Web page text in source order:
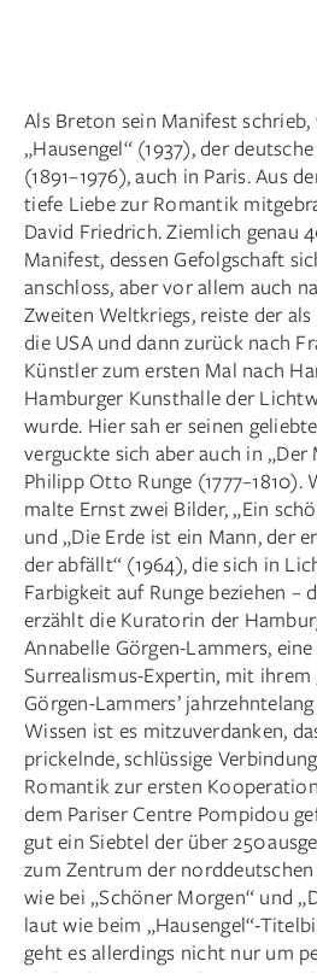
Als Breton sein Manifest
„Hausengel“ (1937), der
(1891–1976), auch in Paris. Aus
tiefe Liebe zur Romantik
David Friedrich. Ziemlich genau
Manifest, dessen Gefolgschaft
anschloss, aber vor allem auch
Zweiten Weltkriegs, reiste der
die USA und dann zurück nach
Künstler zum ersten Mal nach
Hamburger Kunsthalle der
wurde. Hier sah er seinen
verguckte sich aber auch in
Philipp Otto Runge (1777–1810).
malte Ernst zwei Bilder, „Ein
und „Die Erde ist ein Mann, der
der abfällt“ (1964), die sich in
Farbigkeit auf Runge beziehen –
erzählt die Kuratorin der
Annabelle Görgen-Lammers,
Surrealismus-Expertin, mit ihrem
Görgen-Lammers’
Wissen ist es mitzuverdanken,
prickelnde, schlüssige
Romantik zur ersten
dem Pariser Centre Pompidou
gut ein Siebtel der über 250
zum Zentrum der
wie bei „Schöner Morgen“ und
laut wie beim „Hausengel“-
geht es allerdings nicht nur um